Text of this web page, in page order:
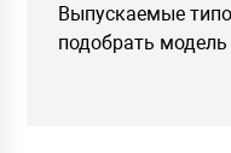
Выпускаемые
подобрать